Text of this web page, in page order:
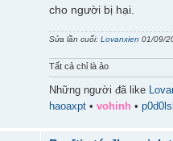
cho người bị hại.
Sửa lần cuối:Lovanxien 01/09/
Tất cả chỉ là ảo
Những người đã like
haoaxpt •vohinh •